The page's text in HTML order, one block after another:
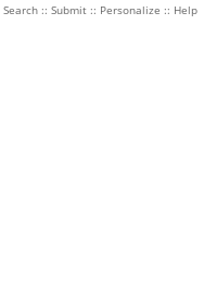
Search:: Submit:: Personalize :: Help